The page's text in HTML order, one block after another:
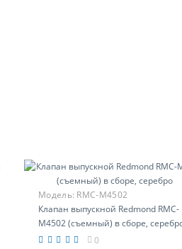
Модель: RMC-M4502
Клапан выпускной Redmond RMC-
M4502 (съемный) в сборе,
0